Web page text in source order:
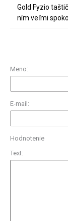
Gold Fyzio
ním veľmi
Meno:
E-mail:
Hodnotenie
Text: